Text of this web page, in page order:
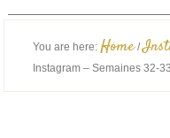
You are here: Home /
Instagram – Semaines 32-